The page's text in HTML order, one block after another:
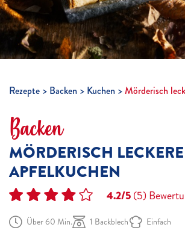
Rezepte Backen Kuchen Mörderisch
Backen
MÖRDERISCH
APFELKUCHEN
4.2/5(5)
Über 60 Min. 1 Backblech Einfach